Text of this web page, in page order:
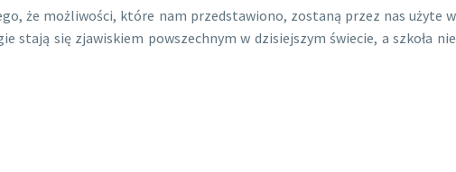
że możliwości, które nam przedstawiono, zostaną przez nas użyte w
się zjawiskiem powszechnym w dzisiejszym świecie, a szkoła nie